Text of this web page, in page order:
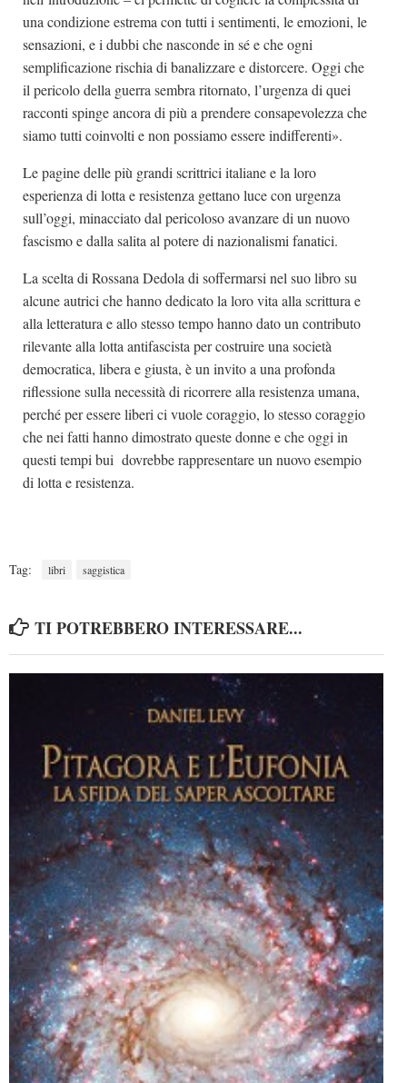
una condizione estrema con tutti i sentimenti, le emozioni, le
sensazioni, e i dubbi che nasconde in sé e che ogni
semplificazione rischia di banalizzare e distorcere. Oggi che
il pericolo della guerra sembra ritornato, l’urgenza di quei
racconti spinge ancora di più a prendere consapevolezza che
siamo tutti coinvolti e non possiamo essere indifferenti».
Le pagine delle più grandi scrittrici italiane e la loro
esperienza di lotta e resistenza gettano luce con urgenza
sull’oggi, minacciato dal pericoloso avanzare di un nuovo
fascismo e dalla salita al potere di nazionalismi fanatici.
La scelta di Rossana Dedola di soffermarsi nel suo libro su
alcune autrici che hanno dedicato la loro vita alla scrittura e
alla letteratura e allo stesso tempo hanno dato un contributo
rilevante alla lotta antifascista per costruire una società
democratica, libera e giusta, è un invito a una profonda
riflessione sulla necessità di ricorrere alla resistenza umana,
perché per essere liberi ci vuole coraggio, lo stesso coraggio
che nei fatti hanno dimostrato queste donne e che oggi in
questi tempi bui dovrebbe rappresentare un nuovo esempio
di lotta e resistenza.
Tag: libri saggistica
TI POTREBBERO INTERESSARE...